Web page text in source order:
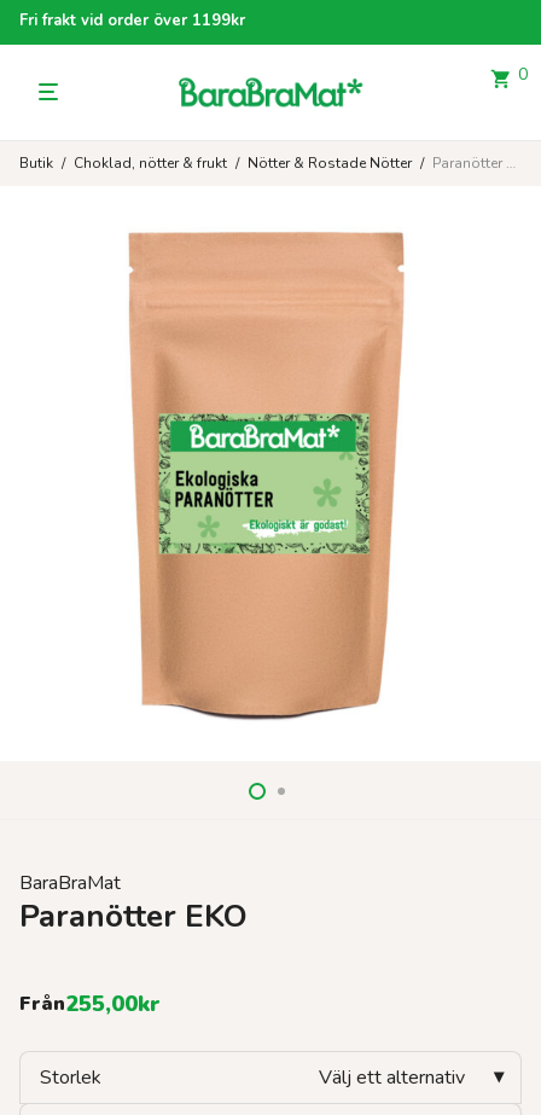
Fri frakt vid order över 1199kr
0
Butik / Choklad, nötter & frukt / Nötter & Rostade Nötter / Paranötter EKO
BaraBraMat
Paranötter EKO
Från255,00kr
Storlek
Välj ett alternativ